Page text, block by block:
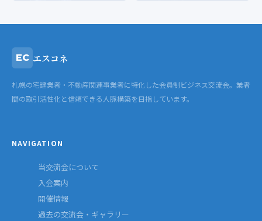
EC エスコネ
札幌の宅建業者・不動産関連事業者に特化した会員制ビジネス交流会。業者
間の取引活性化と信頼できる人脈構築を目指しています。
NAVIGATION
当交流会について
入会案内
開催情報
過去の交流会・ギャラリー